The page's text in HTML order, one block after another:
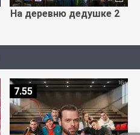
На деревню дедушке 2
7.55